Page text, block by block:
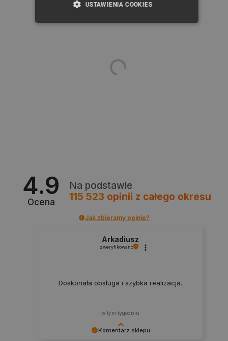
4.9
Ocena
Na podstawie
115 523 opinii z całego okresu
Jak zbieramy opinie?
Komentarz sklepu
Arkadiusz
zweryfikowano
Doskonała obsługa i szybka realizacja.
w tym tygodniu
USTAWIENIA COOKIES
FUNKCJONALNOŚĆ
Bez niezbędnych plików cookie nie można
prawidłowo korzystać ze strony internetowej.